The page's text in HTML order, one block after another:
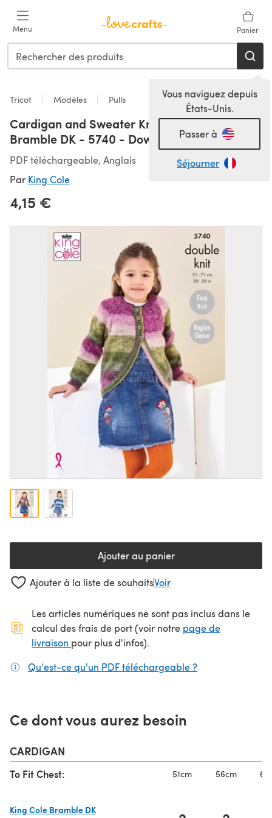
Menu Panier
Vous naviguez depuis
États-Unis.
Passer à
Séjourner
Tricot Modèles Pulls
Cardigan and Sweater Knitted in King Cole
Bramble DK - 5740 - Downloadable PDF
PDF téléchargeable, Anglais
Par King Cole
4,15 €
Ajouter au panier
Ajouter à la liste de souhaitsVoir
Les articles numériques ne sont pas inclus dans le
calcul des frais de port (voir notre page de
livraison (s'ouvre dans un nouvel onglet)
pour plus d'infos).
Qu'est-ce qu'un PDF téléchargeable ?
Ce dont vous aurez besoin
CARDIGAN
To Fit Chest: 51cm 56cm
King Cole Bramble DK